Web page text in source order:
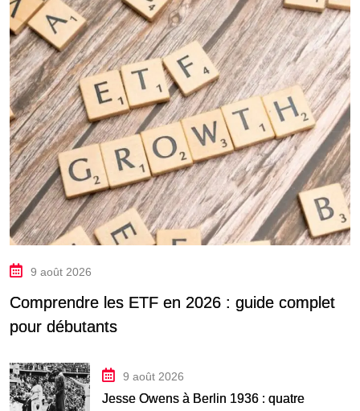
9 août 2026
Comprendre les ETF en 2026 : guide complet
pour débutants
9 août 2026
Jesse Owens à Berlin 1936 : quatre